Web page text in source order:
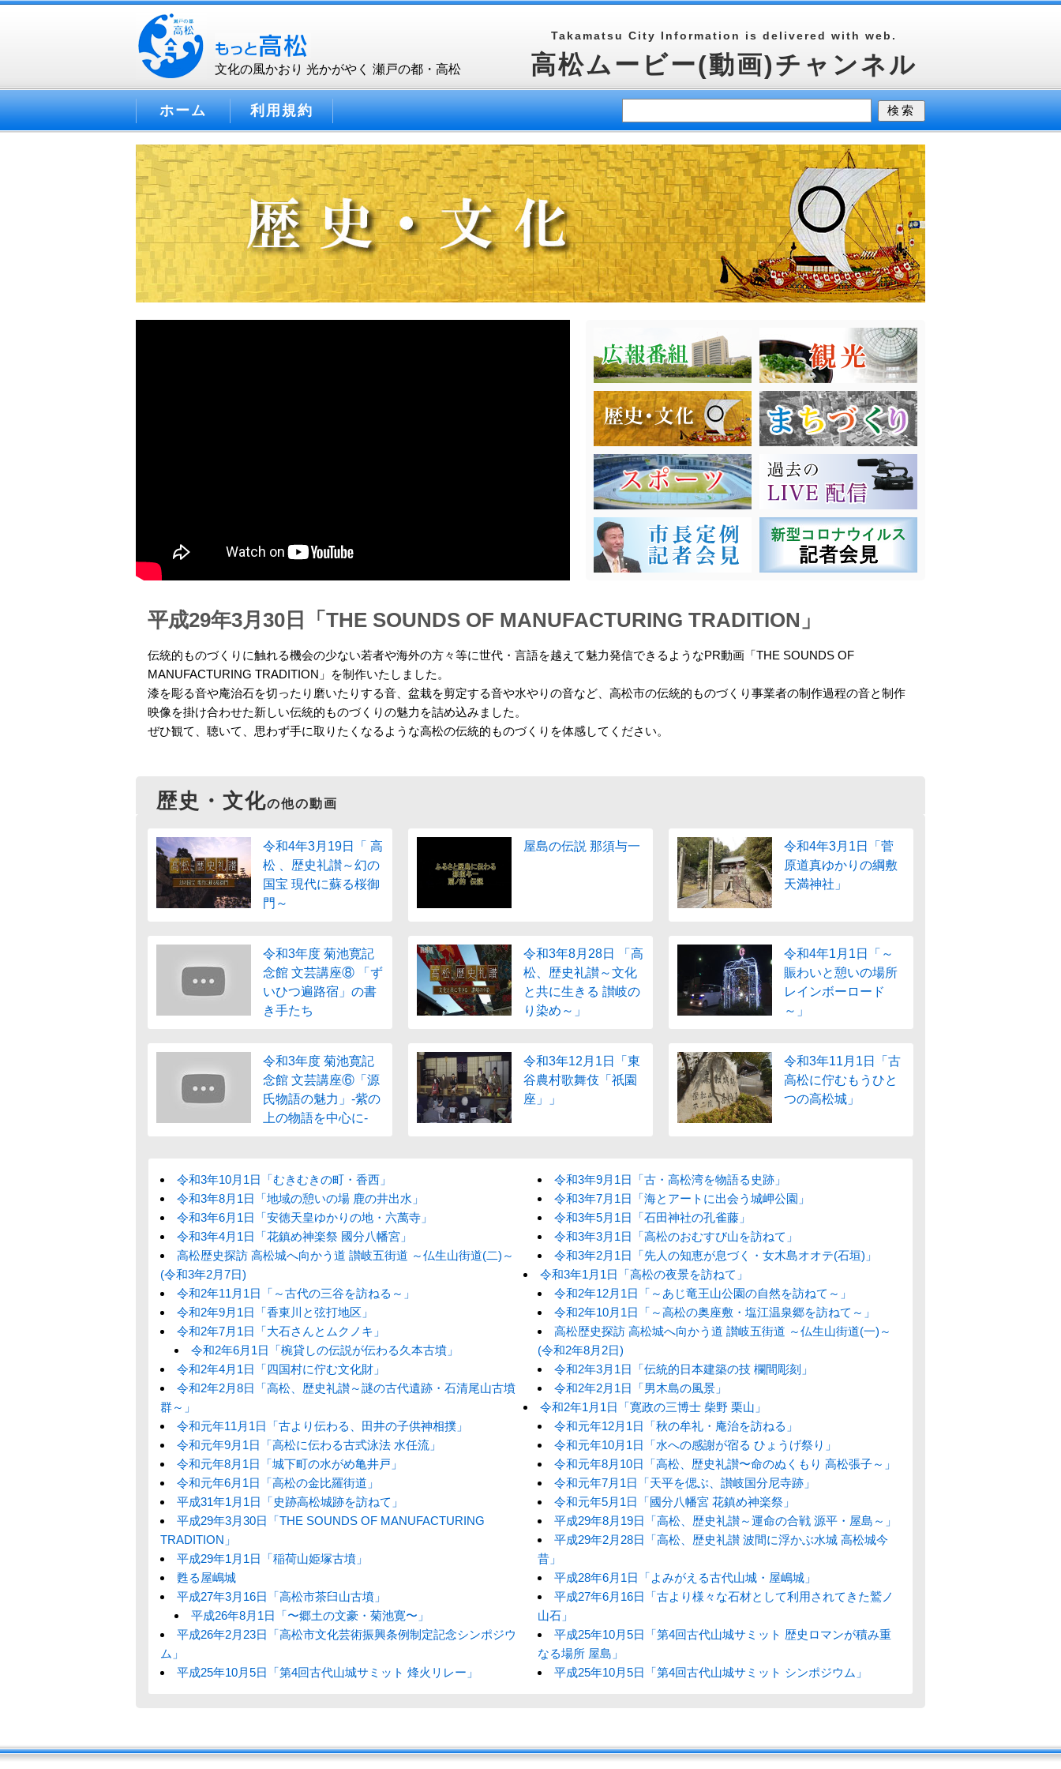
文化の風かおり 光かがやく 瀬戸の都・高松
Takamatsu City Information is delivered with web.
高松ムービー(動画)チャンネル
ホーム 利用規約
平成29年3月30日「THE SOUNDS OF MANUFACTURING TRADITION」
伝統的ものづくりに触れる機会の少ない若者や海外の方々等に世代・言語を越えて魅力発信できるようなPR動画「THE SOUNDS OF
MANUFACTURING TRADITION」を制作いたしました。
漆を彫る音や庵治石を切ったり磨いたりする音、盆栽を剪定する音や水やりの音など、高松市の伝統的ものづくり事業者の制作過程の音と制作
映像を掛け合わせた新しい伝統的ものづくりの魅力を詰め込みました。
ぜひ観て、聴いて、思わず手に取りたくなるような高松の伝統的ものづくりを体感してください。
歴史・文化の他の動画
令和4年3月19日「 高
松 、歴史礼讃～幻の
国宝 現代に蘇る桜御
門～
屋島の伝説 那須与一
令和4年3月1日「菅
原道真ゆかりの綱敷
天満神社」
令和3年度 菊池寛記
念館 文芸講座⑧ 「ず
いひつ遍路宿」の書
き手たち
令和3年8月28日 「高
松、歴史礼讃～文化
と共に生きる 讃岐の
り染め～」
令和4年1月1日「～
賑わいと憩いの場所
レインボーロード
～」
令和3年度 菊池寛記
念館 文芸講座⑥「源
氏物語の魅力」-紫の
上の物語を中心に-
令和3年12月1日「東
谷農村歌舞伎「祇園
座」」
令和3年11月1日「古
高松に佇むもうひと
つの高松城」
令和3年10月1日「むきむきの町・香西」
令和3年9月1日「古・高松湾を物語る史跡」
令和3年8月1日「地域の憩いの場 鹿の井出水」
令和3年7月1日「海とアートに出会う城岬公園」
令和3年6月1日「安徳天皇ゆかりの地・六萬寺」
令和3年5月1日「石田神社の孔雀藤」
令和3年4月1日「花鎮め神楽祭 國分八幡宮」
令和3年3月1日「高松のおむすび山を訪ねて」
高松歴史探訪 高松城へ向かう道 讃岐五街道 ～仏生山街道(二)～
(令和3年2月7日)
令和3年2月1日「先人の知恵が息づく・女木島オオテ(石垣)」
令和3年1月1日「高松の夜景を訪ねて」
令和2年12月1日「～あじ竜王山公園の自然を訪ねて～」
令和2年11月1日「～古代の三谷を訪ねる～」
令和2年10月1日「～高松の奥座敷・塩江温泉郷を訪ねて～」
令和2年9月1日「香東川と弦打地区」
高松歴史探訪 高松城へ向かう道 讃岐五街道 ～仏生山街道(一)～
(令和2年8月2日)
令和2年7月1日「大石さんとムクノキ」
令和2年6月1日「椀貸しの伝説が伝わる久本古墳」
令和2年4月1日「四国村に佇む文化財」
令和2年3月1日「伝統的日本建築の技 欄間彫刻」
令和2年2月8日「高松、歴史礼讃～謎の古代遺跡・石清尾山古墳
群～」
令和2年2月1日「男木島の風景」
令和2年1月1日「寛政の三博士 柴野 栗山」
令和元年12月1日「秋の牟礼・庵治を訪ねる」
令和元年11月1日「古より伝わる、田井の子供神相撲」
令和元年10月1日「水への感謝が宿る ひょうげ祭り」
令和元年9月1日「高松に伝わる古式泳法 水任流」
令和元年8月10日「高松、歴史礼讃〜命のぬくもり 高松張子～」
令和元年8月1日「城下町の水がめ亀井戸」
令和元年7月1日「天平を偲ぶ、讃岐国分尼寺跡」
令和元年6月1日「高松の金比羅街道」
令和元年5月1日「國分八幡宮 花鎮め神楽祭」
平成31年1月1日「史跡高松城跡を訪ねて」
平成29年8月19日「高松、歴史礼讃～運命の合戦 源平・屋島～」
平成29年3月30日「THE SOUNDS OF MANUFACTURING
TRADITION」
平成29年2月28日「高松、歴史礼讃 波間に浮かぶ水城 高松城今
昔」
平成29年1月1日「稲荷山姫塚古墳」
平成28年6月1日「よみがえる古代山城・屋嶋城」
甦る屋嶋城
平成27年6月16日「古より様々な石材として利用されてきた鷲ノ
山石」
平成27年3月16日「高松市茶臼山古墳」
平成26年8月1日「〜郷土の文豪・菊池寛〜」
平成26年2月23日「高松市文化芸術振興条例制定記念シンポジウ
ム」
平成25年10月5日「第4回古代山城サミット 歴史ロマンが積み重
なる場所 屋島」
平成25年10月5日「第4回古代山城サミット 烽火リレー」
平成25年10月5日「第4回古代山城サミット シンポジウム」